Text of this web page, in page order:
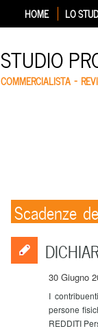
HOME LO
STUDIO
COMMERCIALISTA –
Scadenze
30 Giugno
I
persone
REDDITI